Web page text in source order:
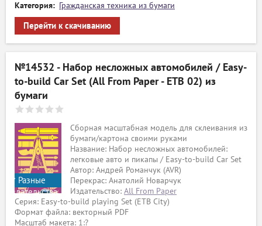
Категория: Гражданская техника из бумаги
Перейти к скачиванию
№14532 - Набор несложных автомобилей / Easy-
to-build Car Set (All From Paper - ETB 02) из
бумаги
Разные
издательства
Сборная масштабная модель для склеивания из
бумаги/картона своими руками
Название: Набор несложных автомобилей:
легковые авто и пикапы / Easy-to-build Car Set
Автор: Андрей Романчук (AVR)
Перекрас: Анатолий Новарчук
Издательство: All From Paper
Серия: Easy-to-build playing Set (ETB City)
Формат файла: векторный PDF
Масштаб макета: 1:?